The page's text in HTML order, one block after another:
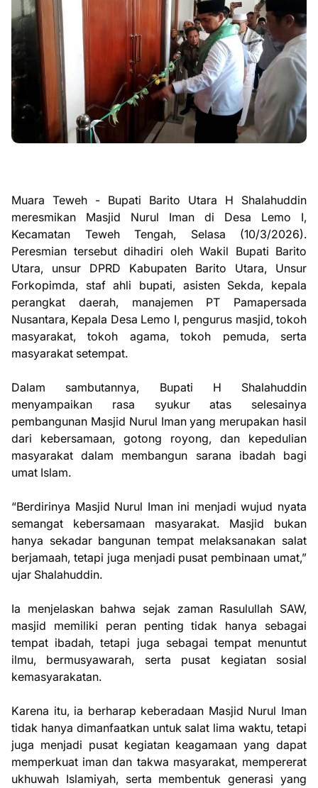
Muara Teweh - Bupati Barito Utara H Shalahuddin
meresmikan Masjid Nurul Iman di Desa Lemo I,
Kecamatan Teweh Tengah, Selasa (10/3/2026).
Peresmian tersebut dihadiri oleh Wakil Bupati Barito
Utara, unsur DPRD Kabupaten Barito Utara, Unsur
Forkopimda, staf ahli bupati, asisten Sekda, kepala
perangkat daerah, manajemen PT Pamapersada
Nusantara, Kepala Desa Lemo I, pengurus masjid, tokoh
masyarakat, tokoh agama, tokoh pemuda, serta
masyarakat setempat.
Dalam sambutannya, Bupati H Shalahuddin
menyampaikan rasa syukur atas selesainya
pembangunan Masjid Nurul Iman yang merupakan hasil
dari kebersamaan, gotong royong, dan kepedulian
masyarakat dalam membangun sarana ibadah bagi
umat Islam.
“Berdirinya Masjid Nurul Iman ini menjadi wujud nyata
semangat kebersamaan masyarakat. Masjid bukan
hanya sekadar bangunan tempat melaksanakan salat
berjamaah, tetapi juga menjadi pusat pembinaan umat,”
ujar Shalahuddin.
Ia menjelaskan bahwa sejak zaman Rasulullah SAW,
masjid memiliki peran penting tidak hanya sebagai
tempat ibadah, tetapi juga sebagai tempat menuntut
ilmu, bermusyawarah, serta pusat kegiatan sosial
kemasyarakatan.
Karena itu, ia berharap keberadaan Masjid Nurul Iman
tidak hanya dimanfaatkan untuk salat lima waktu, tetapi
juga menjadi pusat kegiatan keagamaan yang dapat
memperkuat iman dan takwa masyarakat, mempererat
ukhuwah Islamiyah, serta membentuk generasi yang